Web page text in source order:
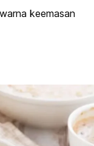
keemasan